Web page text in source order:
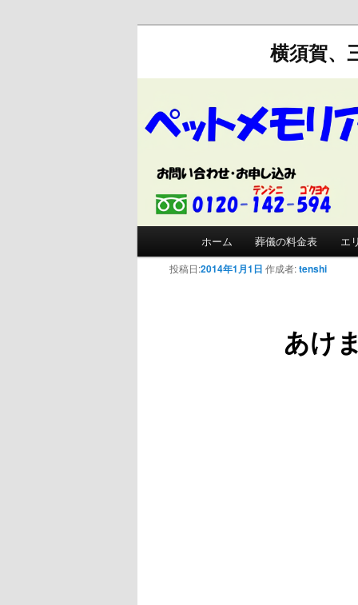
横須賀、
メインメニュー
メインコンテンツへ移動
サブコンテンツへ移動
ホーム 葬儀の料金表 エ
あけ
投稿日:2014年1月1日 作成者:tenshi